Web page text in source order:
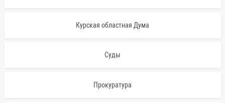
Курская областная Дума
Суды
Прокуратура